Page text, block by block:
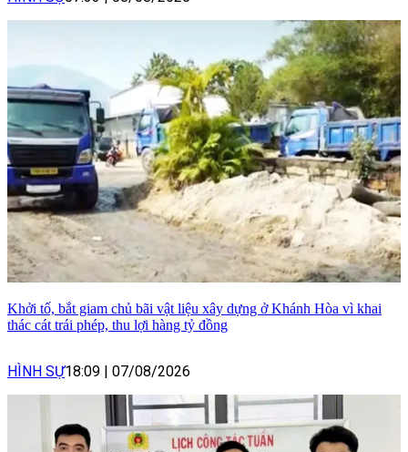
Khởi tố, bắt giam chủ bãi vật liệu xây dựng ở Khánh Hòa vì khai
thác cát trái phép, thu lợi hàng tỷ đồng
HÌNH SỰ18:09 | 07/08/2026